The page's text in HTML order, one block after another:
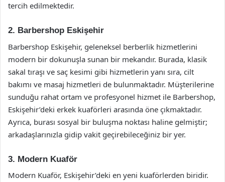
tercih edilmektedir.
2. Barbershop Eskişehir
Barbershop Eskişehir, geleneksel berberlik hizmetlerini
modern bir dokunuşla sunan bir mekandır. Burada, klasik
sakal tıraşı ve saç kesimi gibi hizmetlerin yanı sıra, cilt
bakımı ve masaj hizmetleri de bulunmaktadır. Müşterilerine
sunduğu rahat ortam ve profesyonel hizmet ile Barbershop,
Eskişehir’deki erkek kuaförleri arasında öne çıkmaktadır.
Ayrıca, burası sosyal bir buluşma noktası haline gelmiştir;
arkadaşlarınızla gidip vakit geçirebileceğiniz bir yer.
3. Modern Kuaför
Modern Kuaför, Eskişehir’deki en yeni kuaförlerden biridir.